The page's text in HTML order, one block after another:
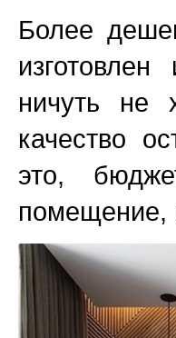
Более
ничуть не
качество
это,
помещение,